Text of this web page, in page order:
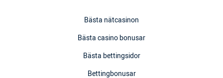
Bästa nätcasinon
Bästa casino bonusar
Bästa bettingsidor
Bettingbonusar